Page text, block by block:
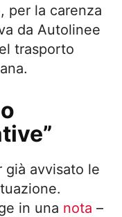
per la carenza
da Autolinee
trasporto
già avvisato le
in una nota –